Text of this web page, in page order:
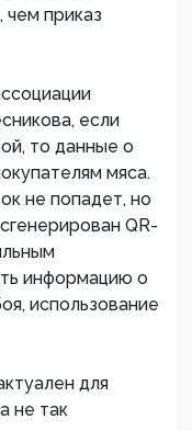
приказ
если
то данные о
мяса.
не попадет, но
QR-
информацию о
использование
для
не так